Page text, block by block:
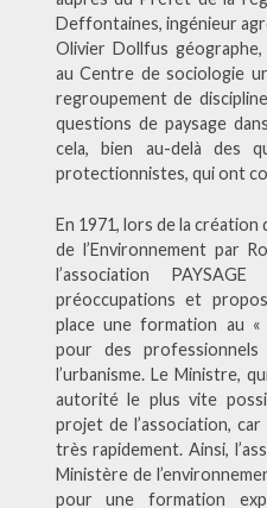
Deffontaines, ingénieur
Olivier Dollfus
au Centre de sociologie
regroupement de
questions de paysage
cela, bien au-delà des
protectionnistes, qui ont
En 1971, lors de la
de l’Environnement par
l’association
préoccupations et
place une formation au «
pour des professionnels
l’urbanisme. Le Ministre,
autorité le plus vite
projet de l’association,
très rapidement. Ainsi,
Ministère de
pour une formation